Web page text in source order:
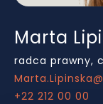
Marta
radca prawny,
+22 212 00 00